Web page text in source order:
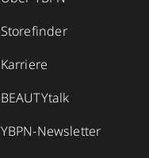
Storefinder
Karriere
BEAUTYtalk
YBPN-Newsletter